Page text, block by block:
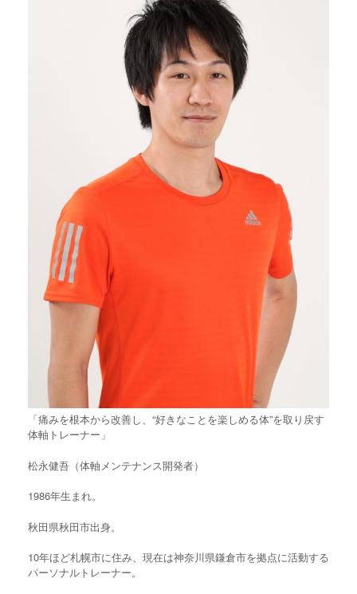
「痛みを根本から改善し、“好きなことを楽しめる体”を取り戻す
体軸トレーナー」
松永健吾（体軸メンテナンス開発者）
1986年生まれ。
秋田県秋田市出身。
10年ほど札幌市に住み、現在は神奈川県鎌倉市を拠点に活動する
パーソナルトレーナー。